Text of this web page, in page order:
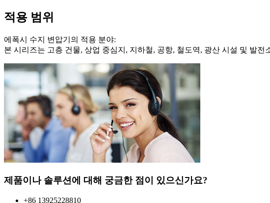
적용 범위
에폭시 수지 변압기의 적용 분야:
본 시리즈는 고층 건물, 상업 중심지, 지하철, 공항, 철도역, 광산 시설 및 발
제품이나 솔루션에 대해 궁금한 점이 있으신가요?
+86 13925228810